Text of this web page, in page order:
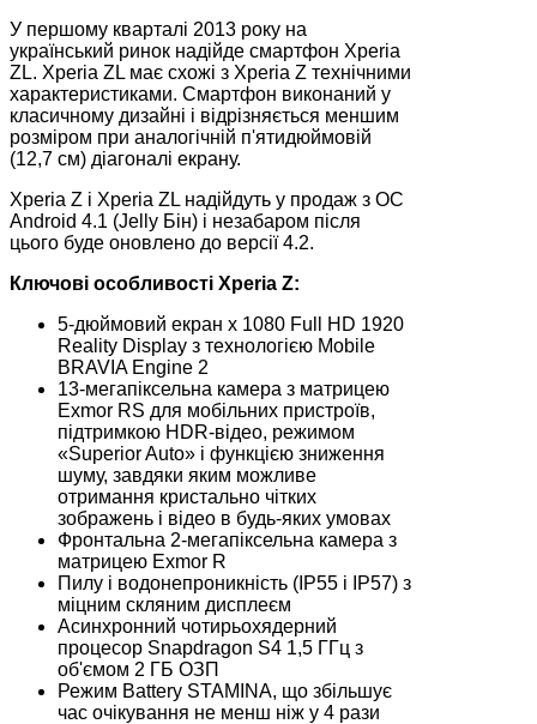
У першому кварталі 2013 року на
український ринок надійде смартфон Xperia
ZL. Xperia ZL має схожі з Xperia Z технічними
характеристиками. Смартфон виконаний у
класичному дизайні і відрізняється меншим
розміром при аналогічній п'ятидюймовій
(12,7 см) діагоналі екрану.
Xperia Z і Xperia ZL надійдуть у продаж з ОС
Android 4.1 (Jelly Бін) і незабаром після
цього буде оновлено до версії 4.2.
Ключові особливості Xperia Z:
5-дюймовий екран x 1080 Full HD 1920
Reality Display з технологією Mobile
BRAVIA Engine 2
13-мегапіксельна камера з матрицею
Exmor RS для мобільних пристроїв,
підтримкою HDR-відео, режимом
«Superior Auto» і функцією зниження
шуму, завдяки яким можливе
отримання кристально чітких
зображень і відео в будь-яких умовах
Фронтальна 2-мегапіксельна камера з
матрицею Exmor R
Пилу і водонепроникність (IP55 і IP57) з
міцним скляним дисплеєм
Асинхронний чотирьохядерний
процесор Snapdragon S4 1,5 ГГц з
об'ємом 2 ГБ ОЗП
Режим Battery STAMINA, що збільшує
час очікування не менш ніж у 4 рази